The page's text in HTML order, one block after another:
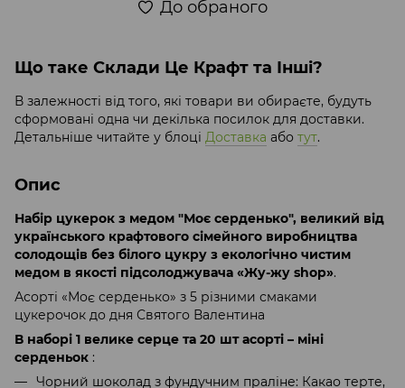
До обраного
Що таке Склади Це Крафт та Інші?
В залежності від того, які товари ви обираєте, будуть
сформовані одна чи декілька посилок для доставки.
Детальніше читайте у блоці Доставка або тут.
Опис
Набір цукерок з медом "Моє серденько", великий від
українського крафтового сімейного виробництва
солодощів без білого цукру з екологічно чистим
медом в якості підсолоджувача «Жу-жу shop».
Асорті «Моє серденько» з 5 різними смаками
цукерочок до дня Святого Валентина
В наборі 1 велике серце та 20 шт асорті – міні
серденьок :
Чорний шоколад з фундучним праліне: Какао терте,